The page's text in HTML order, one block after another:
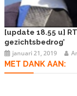
[update 18.55 u]
gezichtsbedrog’
januari 21, 2019
MET DANK AAN: